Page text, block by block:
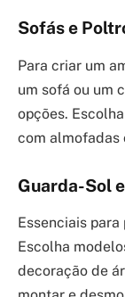
Sofás e
Para criar um
um sofá ou um
opções.
com almofadas
Guarda-Sol
Essenciais
Escolha
decoração de